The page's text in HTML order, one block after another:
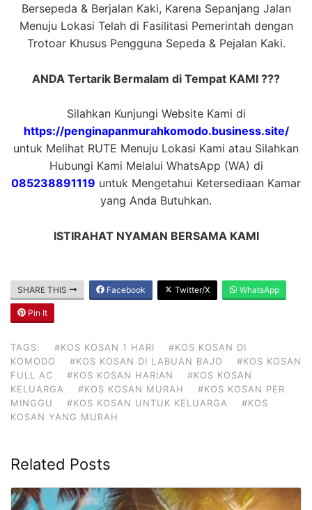
Bersepeda & Berjalan Kaki, Karena Sepanjang Jalan
Menuju Lokasi Telah di Fasilitasi Pemerintah dengan
Trotoar Khusus Pengguna Sepeda & Pejalan Kaki.
ANDA Tertarik Bermalam di Tempat KAMI ???
Silahkan Kunjungi Website Kami di
https://penginapanmurahkomodo.business.site/
untuk Melihat RUTE Menuju Lokasi Kami atau Silahkan
Hubungi Kami Melalui WhatsApp (WA) di
085238891119 untuk Mengetahui Ketersediaan Kamar
yang Anda Butuhkan.
ISTIRAHAT NYAMAN BERSAMA KAMI
SHARE THIS Facebook Twitter/X WhatsApp
Pin It
TAGS: #KOS KOSAN 1 HARI
#KOS KOSAN DI
KOMODO
#KOS KOSAN DI LABUAN BAJO
#KOS KOSAN
FULL AC
#KOS KOSAN HARIAN
#KOS KOSAN
KELUARGA
#KOS KOSAN MURAH
#KOS KOSAN PER
MINGGU
#KOS KOSAN UNTUK KELUARGA
#KOS
KOSAN YANG MURAH
Related Posts